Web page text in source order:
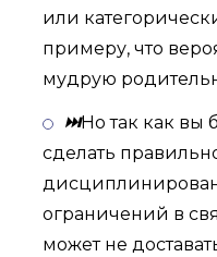
или
примеру, что
мудрую
⏭Но так как вы
сделать
ограничений в
может не